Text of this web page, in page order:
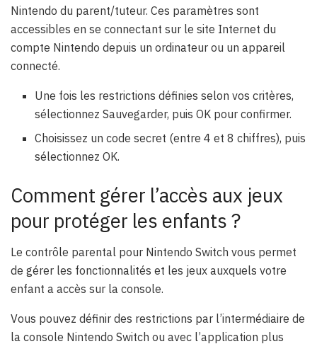
Nintendo du parent/tuteur. Ces paramètres sont
accessibles en se connectant sur le site Internet du
compte Nintendo depuis un ordinateur ou un appareil
connecté.
Une fois les restrictions définies selon vos critères,
sélectionnez Sauvegarder, puis OK pour confirmer.
Choisissez un code secret (entre 4 et 8 chiffres), puis
sélectionnez OK.
Comment gérer l’accès aux jeux
pour protéger les enfants ?
Le contrôle parental pour Nintendo Switch vous permet
de gérer les fonctionnalités et les jeux auxquels votre
enfant a accès sur la console.
Vous pouvez définir des restrictions par l’intermédiaire de
la console Nintendo Switch ou avec l’application plus